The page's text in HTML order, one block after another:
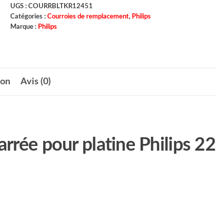
UGS :COURRBLTKR12451
Catégories :Courroies de remplacement, Philips
Marque : Philips
Avis (0)
pour platine Philips 22